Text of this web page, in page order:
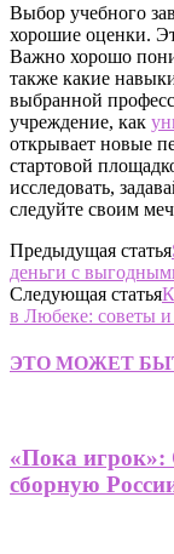
Выбор учебного
хорошие оценки.
Важно хорошо
также какие
выбранной
учреждение, как
открывает новые
стартовой
исследовать,
следуйте своим
Предыдущая статья
деньги с
Следующая статья
в Любеке: советы и
ЭТО МОЖЕТ
«Пока игрок»:
сборную